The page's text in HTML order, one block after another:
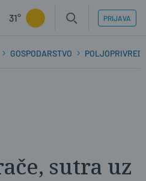
31° PRIJAVA
GOSPODARSTVO
sutra uz